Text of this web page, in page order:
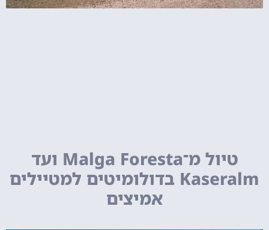
טיול מ־Malga Foresta ועד
Kaseralm בדולומיטים למטיילים
אמיצים